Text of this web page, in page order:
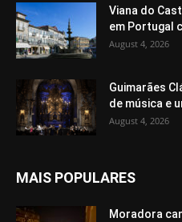
Viana do
em Portugal
August 4, 2026
Guimarães
de música e
August 4, 2026
MAIS POPULARES
Moradora